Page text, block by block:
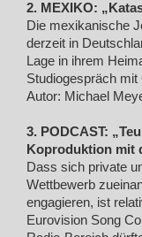
2. MEXIKO:
Die mexikanische
derzeit in
Lage in ihrem
Studiogespräch
Autor: Michael
3. PODCAST:
Koproduktion mit
Dass sich private
Wettbewerb
engagieren, ist
Eurovision Song